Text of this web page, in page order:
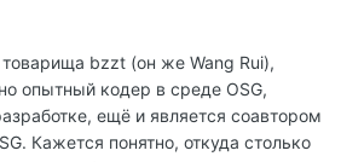
bzzt (он же Wang Rui),
опытный кодер в среде OSG,
ещё и является соавтором
Кажется понятно, откуда столько